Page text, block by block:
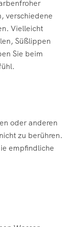
verschiedene
Vielleicht
Süßlippen
Sie beim
oder anderen
zu berühren.
empfindliche